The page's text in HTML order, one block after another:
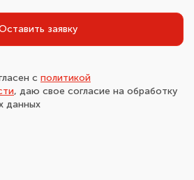
заявку
с политикой
, даю свое согласие на обработку
данных